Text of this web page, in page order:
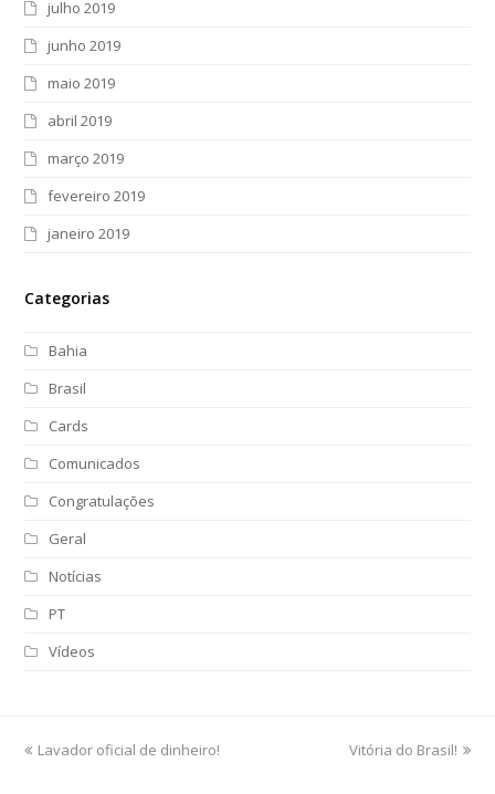
julho 2019
junho 2019
maio 2019
abril 2019
março 2019
fevereiro 2019
janeiro 2019
Categorias
Bahia
Brasil
Cards
Comunicados
Congratulações
Geral
Notícias
PT
Vídeos
previous
Lavador oficial de dinheiro!
next
Vitória do Brasil!